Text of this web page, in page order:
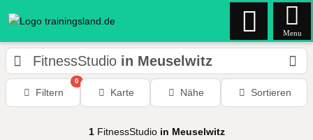
Menu
FitnessStudio in Meuselwitz
Filtern
0
Karte Nähe Sortieren
1FitnessStudio in Meuselwitz